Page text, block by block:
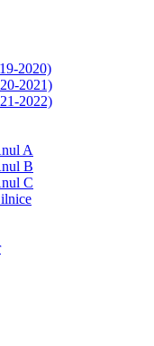
2020)
2021)
2022)
A
B
C